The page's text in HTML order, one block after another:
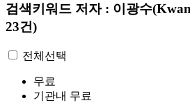
검색키워드 저자 : 이광수
23건)
전체선택
무료
기관내 무료